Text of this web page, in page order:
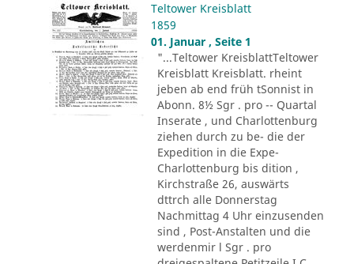
Teltower Kreisblatt
1859
01. Januar , Seite 1
"...Teltower KreisblattTeltower
Kreisblatt Kreisblatt. rheint
jeben ab end früh tSonnist in
Abonn. 8½ Sgr . pro -- Quartal
Inserate , und Charlottenburg
ziehen durch zu be- die der
Expedition in die Expe-
Charlottenburg bis dition ,
Kirchstraße 26, auswärts
dttrch alle Donnerstag
Nachmittag 4 Uhr einzusenden
sind , Post-Anstalten und die
werdenmir l Sgr . pro